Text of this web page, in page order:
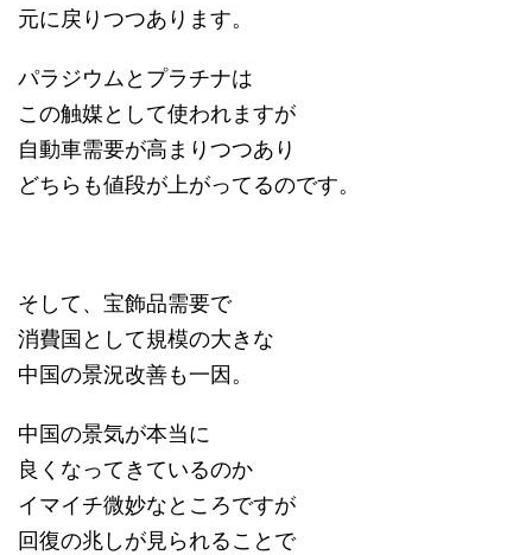
元に戻りつつあります。
パラジウムとプラチナは
この触媒として使われますが
自動車需要が高まりつつあり
どちらも値段が上がってるのです。
そして、宝飾品需要で
消費国として規模の大きな
中国の景況改善も一因。
中国の景気が本当に
良くなってきているのか
イマイチ微妙なところですが
回復の兆しが見られることで